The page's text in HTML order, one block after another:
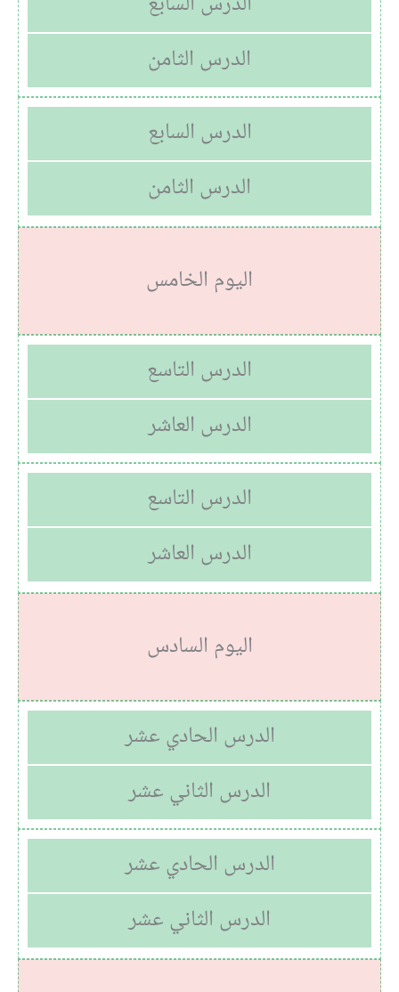
الدرس الثامن
الدرس السابع
الدرس الثامن
اليوم الخامس
الدرس التاسع
الدرس العاشر
الدرس التاسع
الدرس العاشر
اليوم السادس
الدرس الحادي عشر
الدرس الثاني عشر
الدرس الحادي عشر
الدرس الثاني عشر